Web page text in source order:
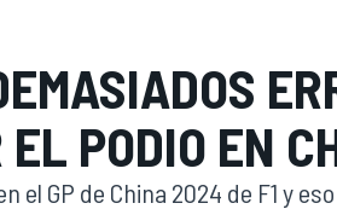
PODIO EN
GP de China 2024 de F1 y